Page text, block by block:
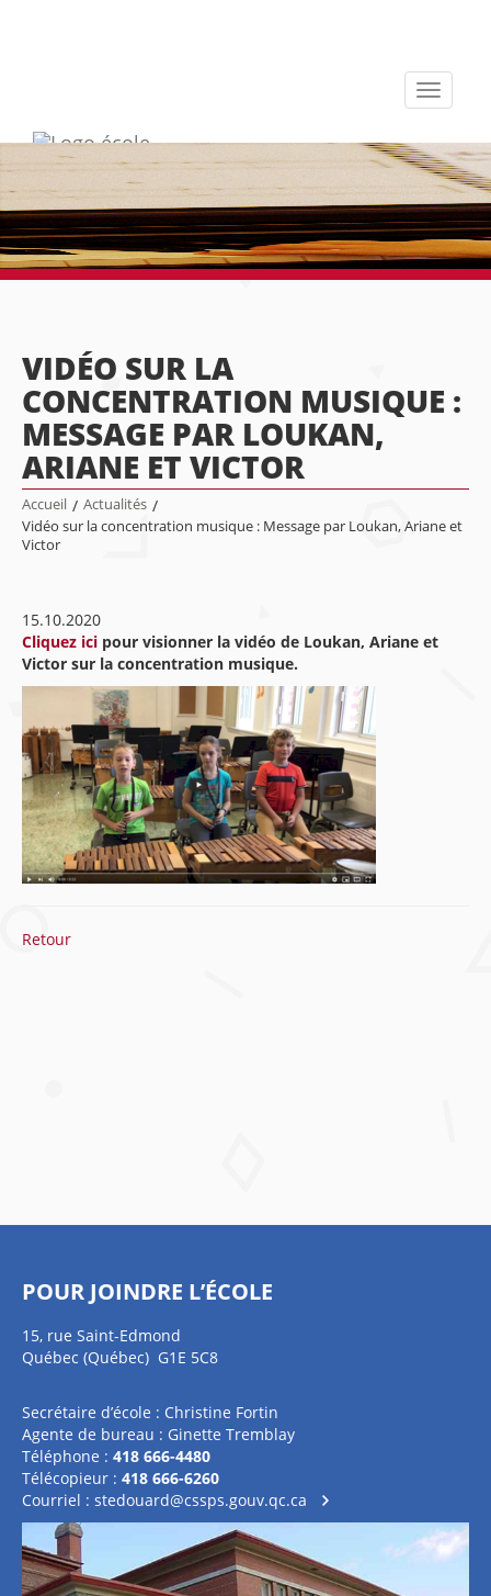
Toggle
VIDÉO SUR LA
CONCENTRATION MUSIQUE :
MESSAGE PAR LOUKAN,
ARIANE ET VICTOR
Accueil / Actualités /
Vidéo sur la concentration musique : Message par Loukan, Ariane et
Victor
15.10.2020
Cliquez ici pour visionner la vidéo de Loukan, Ariane et
Victor sur la concentration musique.
Retour
POUR JOINDRE L’ÉCOLE
15, rue Saint-Edmond
Québec (Québec) G1E 5C8
Secrétaire d’école : Christine Fortin
Agente de bureau : Ginette Tremblay
Téléphone : 418 666-4480
Télécopieur : 418 666-6260
Courriel : stedouard@cssps.gouv.qc.ca